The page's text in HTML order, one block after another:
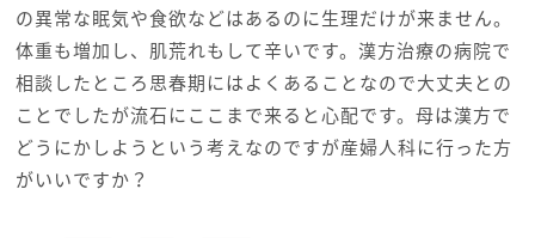
の異常な眠気や食欲などはあるのに生理だけが来ません。
体重も増加し、肌荒れもして辛いです。漢方治療の病院で
相談したところ思春期にはよくあることなので大丈夫との
ことでしたが流石にここまで来ると心配です。母は漢方で
どうにかしようという考えなのですが産婦人科に行った方
がいいですか？